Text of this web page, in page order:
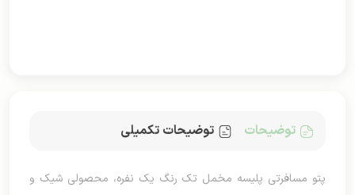
توضیحات توضیحات تکمیلی
پتو مسافرتی پلیسه مخمل تک رنگ یک نفره، محصولی شیک و